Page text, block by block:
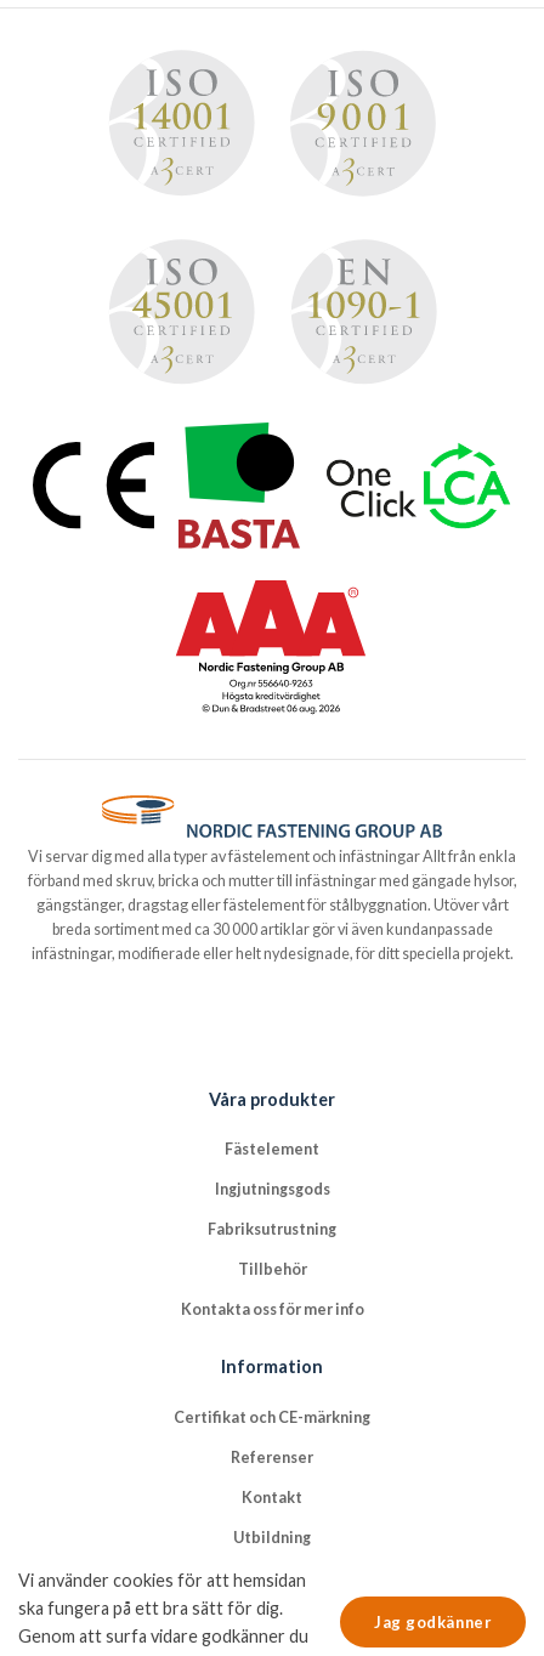
Vi servar dig med alla typer av fästelement och infästningar Allt från enkla
förband med skruv, bricka och mutter till infästningar med gängade hylsor,
gängstänger, dragstag eller fästelement för stålbyggnation. Utöver vårt
breda sortiment med ca 30 000 artiklar gör vi även kundanpassade
infästningar, modifierade eller helt nydesignade, för ditt speciella projekt.
Våra produkter
Fästelement
Ingjutningsgods
Fabriksutrustning
Tillbehör
Kontakta oss för mer info
Information
Certifikat och CE-märkning
Referenser
Kontakt
Utbildning
Kvalitets- och miljöpolicy
Vi använder cookies för att hemsidan
ska fungera på ett bra sätt för dig.
Genom att surfa vidare godkänner du
Jag godkänner